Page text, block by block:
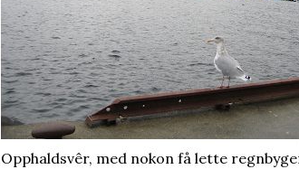
Opphaldsvêr, med nokon få lette